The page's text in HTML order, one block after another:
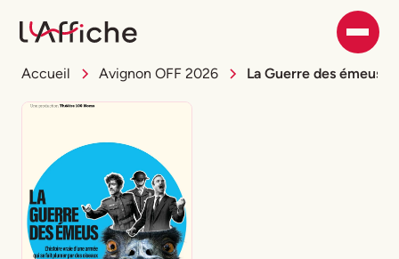
Accueil Avignon OFF 2026 La Guerre des émeus